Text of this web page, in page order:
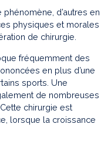
d’autres en
physiques et morales
de chirurgie.
fréquemment des
en plus d’une
sports. Une
de nombreuses
chirurgie est
lorsque la croissance